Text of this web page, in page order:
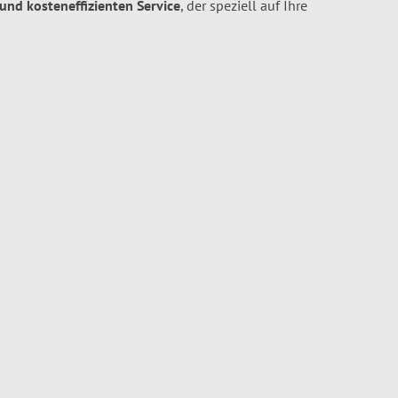
kosteneffizienten Service, der speziell auf Ihre